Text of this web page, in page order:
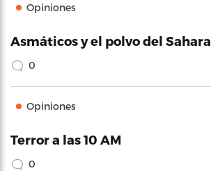
Opiniones
Asmáticos y el polvo del Sahara
0
Opiniones
Terror a las 10 AM
0